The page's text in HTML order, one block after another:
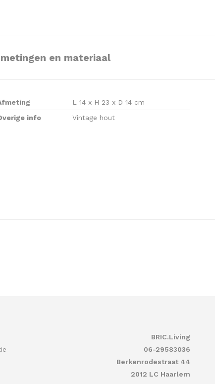
en materiaal
L 14 x H 23 x D 14 cm
info
Vintage hout
BRIC.Living
06-29583036
Berkenrodestraat 44
2012 LC Haarlem